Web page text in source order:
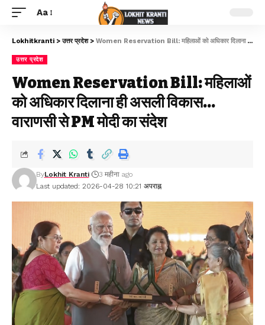
Aa
Lokhitkranti >उत्तर प्रदेश> Women Reservation Bill: महिलाओं को अधिकार दिलाना ही असली विकास…वाराणसी से PM मोदी का संदेश
उत्तर प्रदेश
Women Reservation Bill: महिलाओं
को अधिकार दिलाना ही असली विकास…
वाराणसी से PM मोदी का संदेश
Last updated: 2026-04-28 10:21 अपराह्न
ByLokhit Kranti 3 महीना ago